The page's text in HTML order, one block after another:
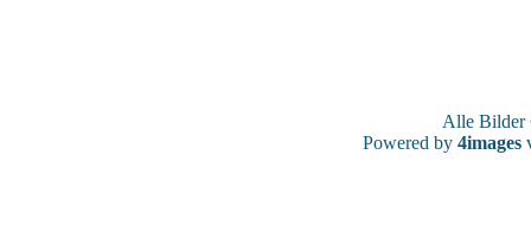
Alle
Powered by 4images